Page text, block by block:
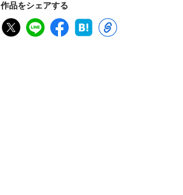
作品をシェアする